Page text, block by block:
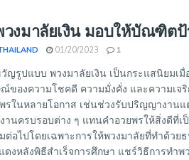
วงมาลัยเงิน มอบให้บัณฑิต
01/20/2023 1
ญรูปแบบ พวงมาลัยเงิน เป็นกระแสนิยมเ
ของความโชคดี ความมั่งคั่ง และความเจริ
รในหลายโอกาส เช่นช่วงรับปริญญางานแ
านครบรอบต่าง ๆ แทนคำอวยพรให้สิ่งดีที่
ต่อไปโดยเฉพาะการให้พวงมาลัยที่ทำด้ว
งหลังพิธีสำเร็จการศึกษา แชร์วิธีการทำพ